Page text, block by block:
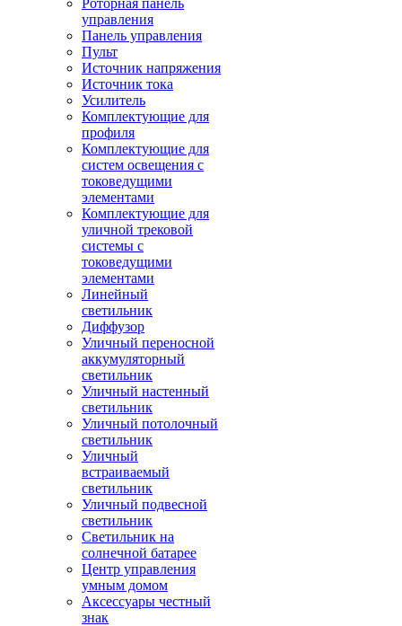
Роторная панель
управления
Панель управления
Пульт
Источник напряжения
Источник тока
Усилитель
Комплектующие для
профиля
Комплектующие для
систем освещения с
токоведущими
элементами
Комплектующие для
уличной трековой
системы с
токоведущими
элементами
Линейный
светильник
Диффузор
Уличный переносной
аккумуляторный
светильник
Уличный настенный
светильник
Уличный потолочный
светильник
Уличный
встраиваемый
светильник
Уличный подвесной
светильник
Светильник на
солнечной батарее
Центр управления
умным домом
Аксессуары честный
знак